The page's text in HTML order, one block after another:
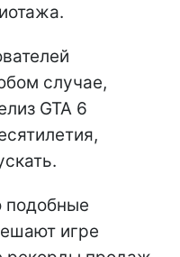
случае,
GTA 6
подобные
игре